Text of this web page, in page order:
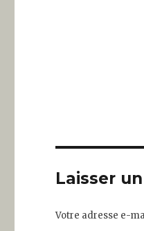
Laisser
Votre adresse e-